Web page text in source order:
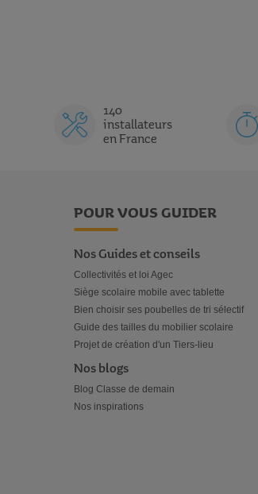
140
installateurs
en France
POUR VOUS GUIDER
Nos Guides et conseils
Collectivités et loi Agec
Siège scolaire mobile avec tablette
Bien choisir ses poubelles de tri sélectif
Guide des tailles du mobilier scolaire
Projet de création d'un Tiers-lieu
Nos blogs
Blog Classe de demain
Nos inspirations